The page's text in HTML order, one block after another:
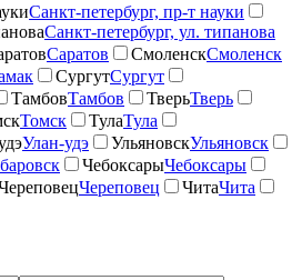
Санкт-петербург, пр-т науки
Санкт-петербург, ул. типанова
Саратов СмоленскСмоленск
СургутСургут
ТамбовТамбов ТверьТверь
Томск ТулаТула
Улан-удэ УльяновскУльяновск
ЧебоксарыЧебоксары
Череповец ЧитаЧита